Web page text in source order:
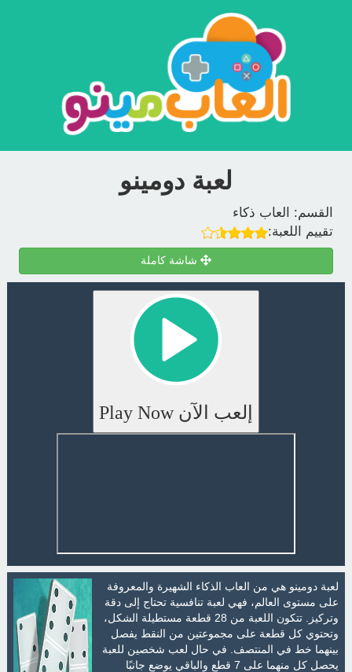
لعبة دومينو
القسم:
العاب ذكاء
تقييم اللعبة:
شاشة كاملة
إلعب الآن Play Now
لعبة دومينو هي من العاب الذكاء الشهيرة والمعروفة
على مستوى العالم، فهي لعبة تنافسية تحتاج إلى دقة
وتركيز. تتكون اللعبة من 28 قطعة مستطيلة الشكل،
وتحتوي كل قطعة على مجموعتين من النقط يفصل
بينهما خط في المنتصف. في حال لعب شخصين للعبة
يحصل كل منهما على 7 قطع والباقي يوضع جانبًا